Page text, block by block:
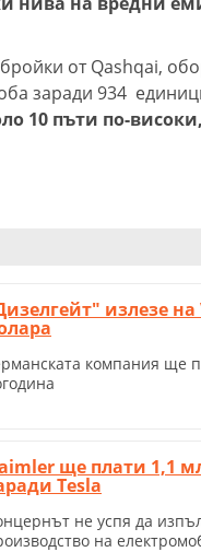
от Qashqai,
заради 934
10 пъти по-
излезе
компания ще
ще плати 1,1
Tesla
не успя да
на